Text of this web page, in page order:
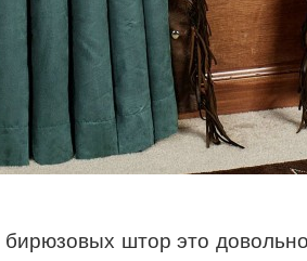
штор это